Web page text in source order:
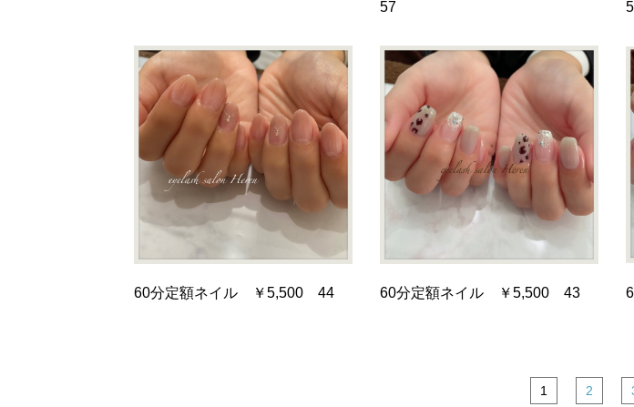
57
60分定額ネイル ￥5,500 44 60分定額ネイル ￥5,500 43
1 2